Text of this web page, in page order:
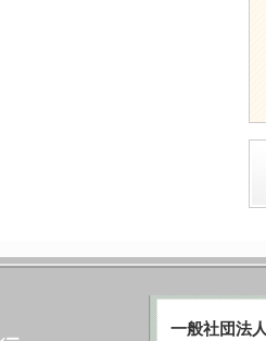
一般社団法